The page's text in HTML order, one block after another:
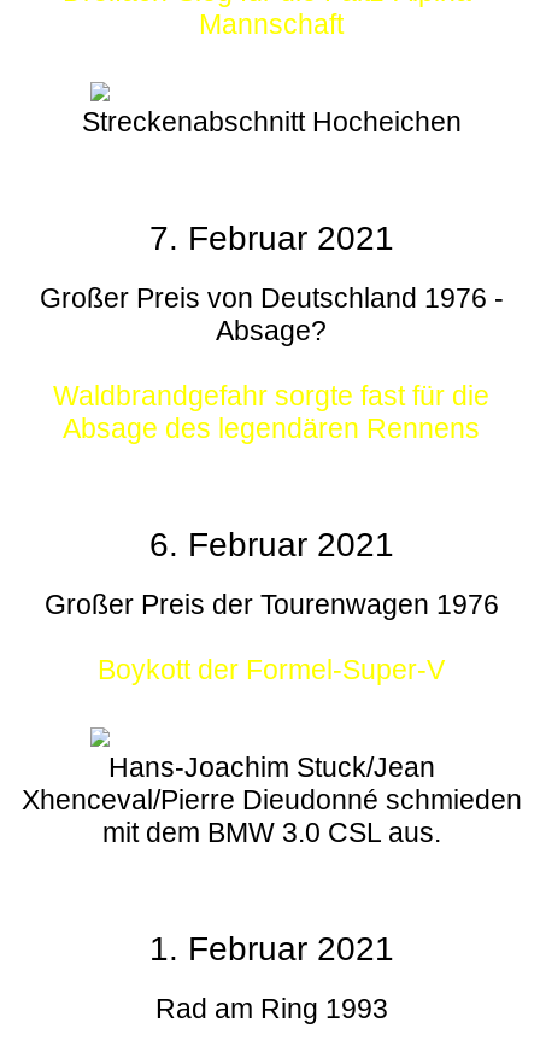
Mannschaft
Streckenabschnitt Hocheichen
7. Februar 2021
Großer Preis von Deutschland 1976 -
Absage?
Waldbrandgefahr sorgte fast für die
Absage des legendären Rennens
6. Februar 2021
Großer Preis der Tourenwagen 1976
Boykott der Formel-Super-V
Hans-Joachim Stuck/Jean
Xhenceval/Pierre Dieudonné schmieden
mit dem BMW 3.0 CSL aus.
1. Februar 2021
Rad am Ring 1993